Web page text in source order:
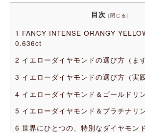
目次 [閉じる]
1 FANCY INTENSE ORANGY
0.636ct
2 イエローダイヤモンドの選び方（ま
3 イエローダイヤモンドの選び方（実践
4 イエローダイヤモンド＆ゴールドリ
5 イエローダイヤモンド＆プラチナリ
6 世界にひとつの、特別なダイヤモン